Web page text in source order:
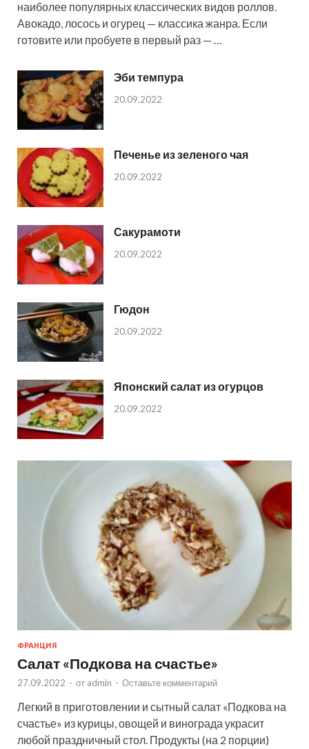
наиболее популярных классических видов роллов.
Авокадо, лосось и огурец — классика жанра. Если
готовите или пробуете в первый раз — …
Эби темпура
20.09.2022
Печенье из зеленого чая
20.09.2022
Сакурамоти
20.09.2022
Гюдон
20.09.2022
Японский салат из огурцов
20.09.2022
ФРАНЦИЯ
Салат «Подкова на счастье»
27.09.2022 - от admin - Оставьте комментарий
Легкий в приготовлении и сытный салат «Подкова на
счастье» из курицы, овощей и винограда украсит
любой праздничный стол. Продукты (на 2 порции)